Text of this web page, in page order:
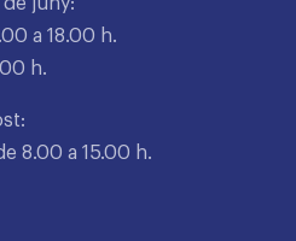
a 18.00 h.
h.
8.00 a 15.00 h.